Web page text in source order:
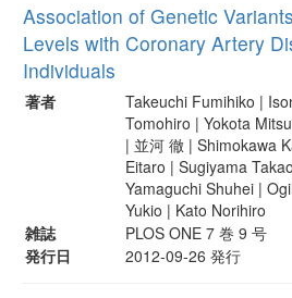
Association of Genetic
Levels with Coronary Artery
Individuals
著者
Takeuchi Fumihiko |
Tomohiro | Yokota
| 並河 徹 | Shimokawa
Eitaro | Sugiyama
Yamaguchi Shuhei |
Yukio | Kato Norihiro
雑誌
PLOS ONE 7 巻 9 号
発行日
2012-09-26 発行